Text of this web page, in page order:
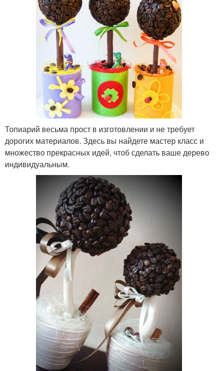
Топиарий весьма прост в изготовлении и не требует
дорогих материалов. Здесь вы найдете мастер класс и
множество прекрасных идей, чтоб сделать ваше дерево
индивидуальным.